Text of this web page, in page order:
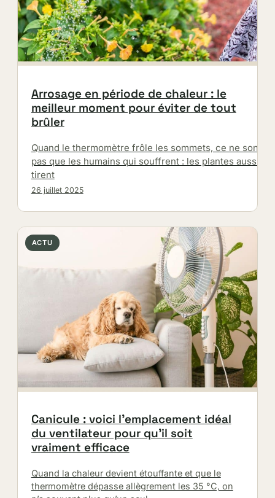
Arrosage en période de chaleur : le
meilleur moment pour éviter de tout
brûler
26 juillet 2025
Quand le thermomètre frôle les sommets, ce ne sont
pas que les humains qui souffrent : les plantes aussi
tirent
ACTU
Canicule : voici l’emplacement idéal
du ventilateur pour qu’il soit
vraiment efficace
Quand la chaleur devient étouffante et que le
thermomètre dépasse allègrement les 35 °C, on